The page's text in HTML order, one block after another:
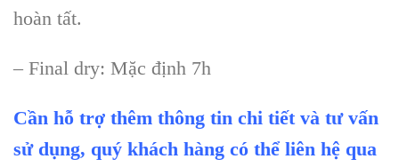
hoàn tất.
– Final dry: Mặc định 7h
Cần hỗ trợ thêm thông tin chi tiết và tư vấn
sử dụng, quý khách hàng có thể liên hệ qua